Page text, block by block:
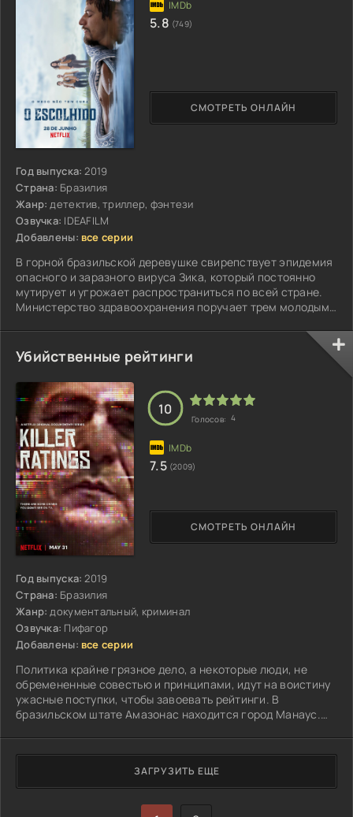
Год выпуска: 2019
Страна: Бразилия
Жанр: детектив, триллер, фэнтези
Озвучка: IDEAFILM
Добавлены: все серии
В горной бразильской деревушке свирепствует эпидемия
опасного и заразного вируса Зика, который постоянно
мутирует и угрожает распространиться по всей стране.
Министерство здравоохранения поручает трем молодым
вакцинацию ее жителей...
СМОТРЕТЬ ОНЛАЙН
5.8 (749)
Убийственные рейтинги
Год выпуска: 2019
Страна: Бразилия
Жанр: документальный, криминал
Озвучка: Пифагор
Добавлены: все серии
Политика крайне грязное дело, а некоторые люди, не
обремененные совестью и принципами, идут на воистину
ужасные поступки, чтобы завоевать рейтинги. В
бразильском штате Амазонас находится город Манаус.
крайне популярная телекомпания "Рио-Негро"...
СМОТРЕТЬ ОНЛАЙН
10
Голосов: 4
7.5 (2009)
ЗАГРУЗИТЬ ЕЩЕ